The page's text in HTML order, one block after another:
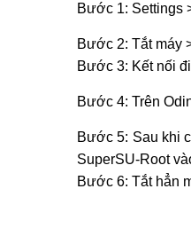
Bước 1: Settings
Bước 2: Tắt máy
Bước 3: Kết nối
​Bước 4: Trên
​Bước 5: Sau khi
SuperSU-Root
Bước 6: Tắt hẳn